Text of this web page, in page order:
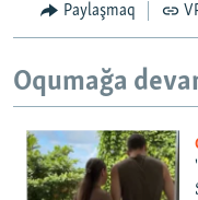
Paylaşmaq
Oqumağa